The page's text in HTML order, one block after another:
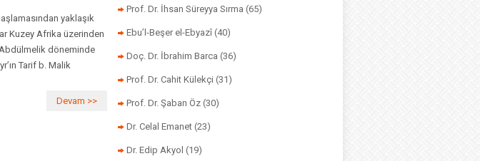
yaklaşık
Kuzey Afrika üzerinden
döneminde
Tarif b. Malik
Devam >>
Prof. Dr. İhsan Süreyya Sırma (65)
Ebu’l-Beşer el-Ebyazî (40)
Doç. Dr. İbrahim Barca (36)
Prof. Dr. Cahit Külekçi (31)
Prof. Dr. Şaban Öz (30)
Dr. Celal Emanet (23)
Dr. Edip Akyol (19)